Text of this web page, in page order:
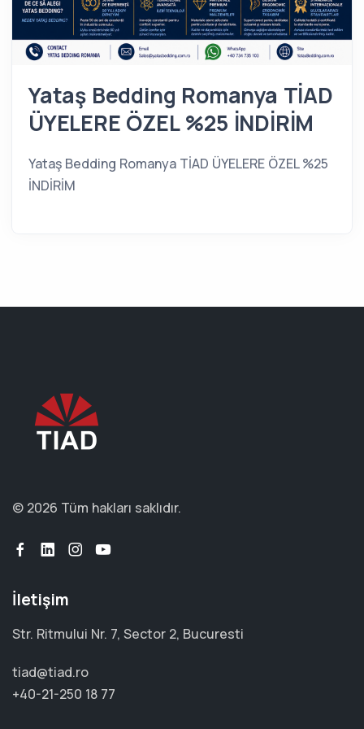
Yataş Bedding Romanya TİAD
ÜYELERE ÖZEL %25 İNDİRİM
Yataş Bedding Romanya TİAD ÜYELERE ÖZEL %25
İNDİRİM
© 2026 Tüm hakları saklıdır.
İletişim
Str. Ritmului Nr. 7, Sector 2, Bucuresti
tiad@tiad.ro
+40-21-250 18 77